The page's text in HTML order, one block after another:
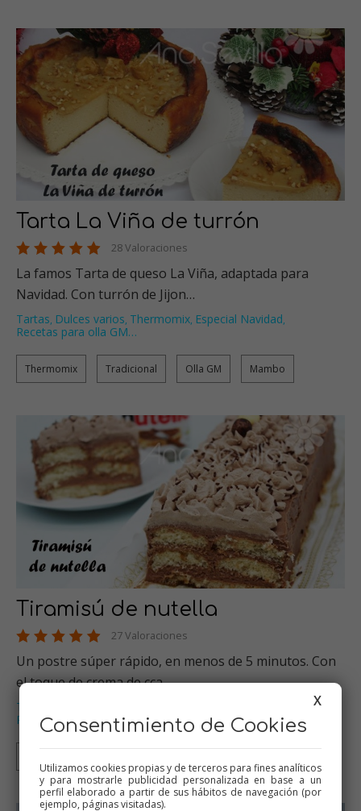
Tarta La Viña de turrón
28 Valoraciones
La famos Tarta de queso La Viña, adaptada para
Navidad. Con turrón de Jijon…
Tartas, Dulces varios, Thermomix, Especial Navidad,
Recetas para olla GM…
Thermomix Tradicional Olla GM Mambo
Tiramisú de nutella
27 Valoraciones
Un postre súper rápido, en menos de 5 minutos. Con
el toque de crema de cca…
Tartas
Recetas para cumpleaños …
X
Consentimiento de Cookies
Utilizamos cookies propias y de terceros para fines analíticos
y para mostrarle publicidad personalizada en base a un
perfil elaborado a partir de sus hábitos de navegación (por
ejemplo, páginas visitadas).